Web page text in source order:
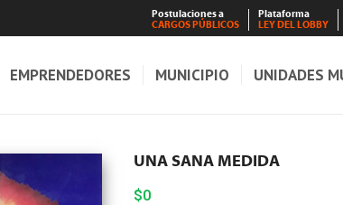
Postulaciones a
CARGOS PÚBLICOS
Plataforma
LEY DEL LOBBY
EMPRENDEDORES MUNICIPIO UNIDADES
UNA SANA MEDIDA
$0